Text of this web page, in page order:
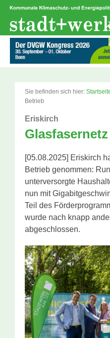
Zum
springen
Sie befinden sich hier:
Betrieb
Eriskirch
[05.08.2025] Eriskirch
Betrieb genommen:
unterversorgte
nun mit
Teil des
wurde nach knapp
abgeschlossen.